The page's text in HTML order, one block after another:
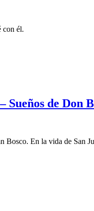
con él.
Sueños de Don
Bosco. En la vida de San